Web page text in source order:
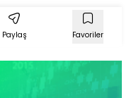
Paylaş Favoriler